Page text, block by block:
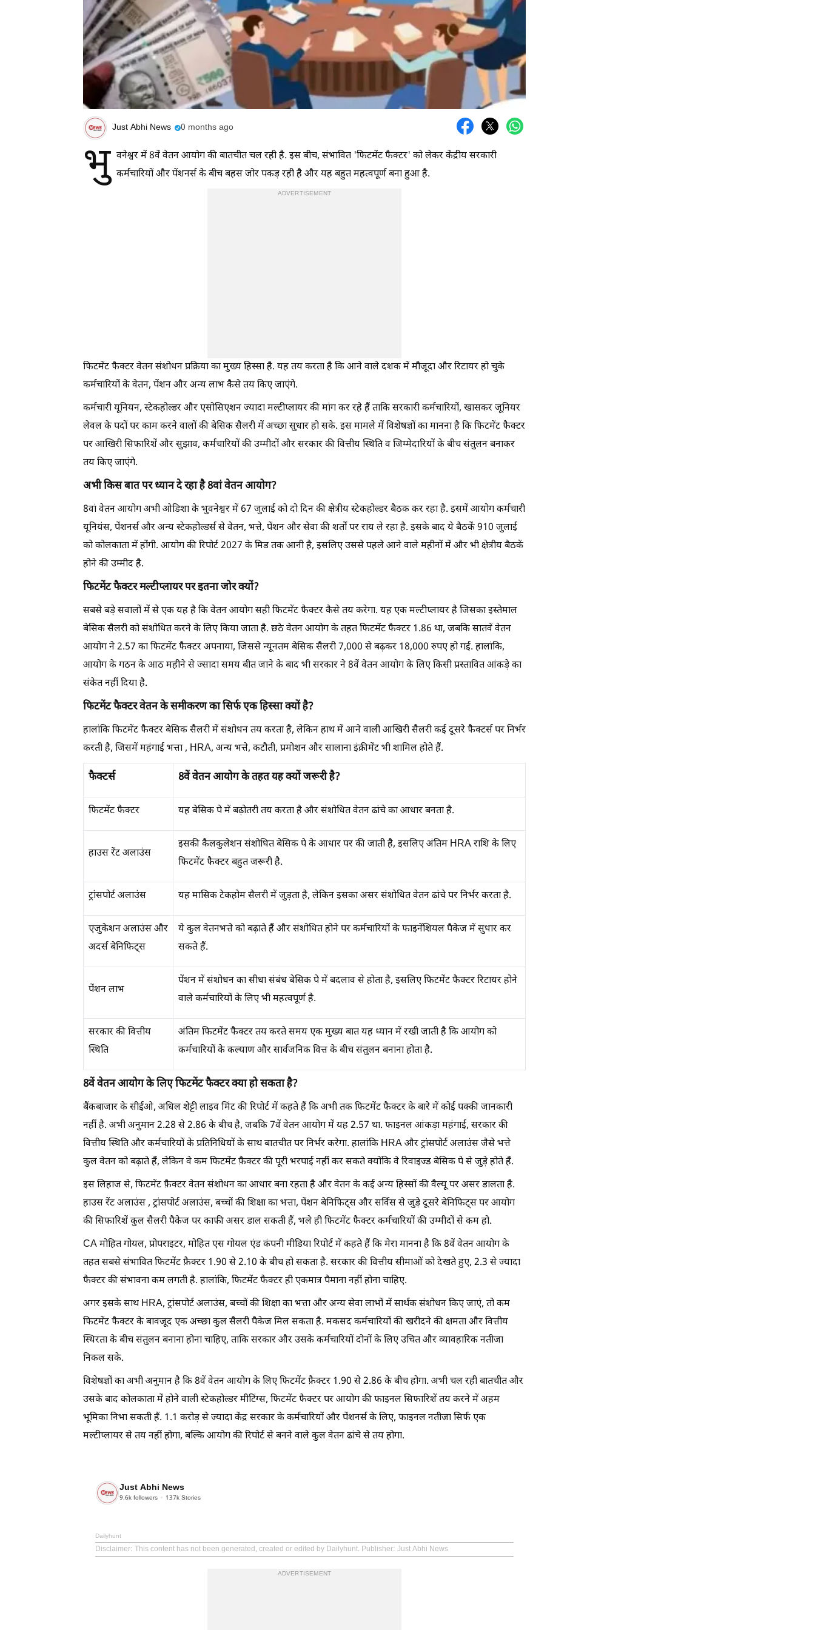
Just Abhi News 0 months ago
भु वनेश्वर में 8वें वेतन आयोग की बातचीत चल रही है. इस बीच, संभावित 'फिटमेंट फैक्टर' को लेकर केंद्रीय सरकारी
कर्मचारियों और पेंशनर्स के बीच बहस जोर पकड़ रही है और यह बहुत महत्वपूर्ण बना हुआ है.
ADVERTISEMENT
फिटमेंट फैक्टर वेतन संशोधन प्रक्रिया का मुख्य हिस्सा है. यह तय करता है कि आने वाले दशक में मौजूदा और रिटायर हो चुके
कर्मचारियों के वेतन, पेंशन और अन्य लाभ कैसे तय किए जाएंगे.
कर्मचारी यूनियन, स्टेकहोल्डर और एसोसिएशन ज्यादा मल्टीप्लायर की मांग कर रहे हैं ताकि सरकारी कर्मचारियों, खासकर जूनियर
लेवल के पदों पर काम करने वालों की बेसिक सैलरी में अच्छा सुधार हो सके. इस मामले में विशेषज्ञों का मानना ​​है कि फिटमेंट फैक्टर
पर आखिरी सिफारिशें और सुझाव, कर्मचारियों की उम्मीदों और सरकार की वित्तीय स्थिति व जिम्मेदारियों के बीच संतुलन बनाकर
तय किए जाएंगे.
अभी किस बात पर ध्यान दे रहा है 8वां वेतन आयोग?
8वां वेतन आयोग अभी ओडिशा के भुवनेश्वर में 67 जुलाई को दो दिन की क्षेत्रीय स्टेकहोल्डर बैठक कर रहा है. इसमें आयोग कर्मचारी
यूनियंस, पेंशनर्स और अन्य स्टेकहोल्डर्स से वेतन, भत्ते, पेंशन और सेवा की शर्तों पर राय ले रहा है. इसके बाद ये बैठकें 910 जुलाई
को कोलकाता में होंगी. आयोग की रिपोर्ट 2027 के मिड तक आनी है, इसलिए उससे पहले आने वाले महीनों में और भी क्षेत्रीय बैठकें
होने की उम्मीद है.
फिटमेंट फैक्टर मल्टीप्लायर पर इतना जोर क्यों?
सबसे बड़े सवालों में से एक यह है कि वेतन आयोग सही फिटमेंट फैक्टर कैसे तय करेगा. यह एक मल्टीप्लायर है जिसका इस्तेमाल
बेसिक सैलरी को संशोधित करने के लिए किया जाता है. छठे वेतन आयोग के तहत फिटमेंट फैक्टर 1.86 था, जबकि सातवें वेतन
आयोग ने 2.57 का फिटमेंट फैक्टर अपनाया, जिससे न्यूनतम बेसिक सैलरी 7,000 से बढ़कर 18,000 रुपए हो गई. हालांकि,
आयोग के गठन के आठ महीने से ज्सादा समय बीत जाने के बाद भी सरकार ने 8वें वेतन आयोग के लिए किसी प्रस्तावित आंकड़े का
संकेत नहीं दिया है.
फिटमेंट फैक्टर वेतन के समीकरण का सिर्फ एक हिस्सा क्यों है?
हालांकि फिटमेंट फैक्टर बेसिक सैलरी में संशोधन तय करता है, लेकिन हाथ में आने वाली आखिरी सैलरी कई दूसरे फैक्टर्स पर निर्भर
करती है, जिसमें महंगाई भत्ता , HRA, अन्य भत्ते, कटौती, प्रमोशन और सालाना इंक्रीमेंट भी शामिल होते हैं.
फैक्टर्स 8वें वेतन आयोग के तहत यह क्यों जरूरी है?
फिटमेंट फैक्टर यह बेसिक पे में बढ़ोतरी तय करता है और संशोधित वेतन ढांचे का आधार बनता है.
हाउस रेंट अलाउंस
इसकी कैलकुलेशन संशोधित बेसिक पे के आधार पर की जाती है, इसलिए अंतिम HRA राशि के लिए
फिटमेंट फैक्टर बहुत जरूरी है.
ट्रांसपोर्ट अलाउंस यह मासिक टेकहोम सैलरी में जुड़ता है, लेकिन इसका असर संशोधित वेतन ढांचे पर निर्भर करता है.
एजुकेशन अलाउंस और
अदर्स बेनिफिट्स
ये कुल वेतनभत्ते को बढ़ाते हैं और संशोधित होने पर कर्मचारियों के फाइनेंशियल पैकेज में सुधार कर
सकते हैं.
पेंशन लाभ
पेंशन में संशोधन का सीधा संबंध बेसिक पे में बदलाव से होता है, इसलिए फिटमेंट फैक्टर रिटायर होने
वाले कर्मचारियों के लिए भी महत्वपूर्ण है.
सरकार की वित्तीय
स्थिति
अंतिम फिटमेंट फैक्टर तय करते समय एक मुख्य बात यह ध्यान में रखी जाती है कि आयोग को
कर्मचारियों के कल्याण और सार्वजनिक वित्त के बीच संतुलन बनाना होता है.
8वें वेतन आयोग के लिए फिटमेंट फैक्टर क्या हो सकता है?
बैंकबाजार के सीईओ, अधिल शेट्टी लाइव मिंट की रिपोर्ट में कहते हैं कि अभी तक फिटमेंट फैक्टर के बारे में कोई पक्की जानकारी
नहीं है. अभी अनुमान 2.28 से 2.86 के बीच है, जबकि 7वें वेतन आयोग में यह 2.57 था. फाइनल आंकड़ा महंगाई, सरकार की
वित्तीय स्थिति और कर्मचारियों के प्रतिनिधियों के साथ बातचीत पर निर्भर करेगा. हालांकि HRA और ट्रांसपोर्ट अलाउंस जैसे भत्ते
कुल वेतन को बढ़ाते हैं, लेकिन वे कम फिटमेंट फ़ैक्टर की पूरी भरपाई नहीं कर सकते क्योंकि वे रिवाइज्ड बेसिक पे से जुड़े होते हैं.
इस लिहाज से, फिटमेंट फ़ैक्टर वेतन संशोधन का आधार बना रहता है और वेतन के कई अन्य हिस्सों की वैल्यू पर असर डालता है.
हाउस रेंट अलाउंस , ट्रांसपोर्ट अलाउंस, बच्चों की शिक्षा का भत्ता, पेंशन बेनिफिट्स और सर्विस से जुड़े दूसरे बेनिफिट्स पर आयोग
की सिफारिशें कुल सैलरी पैकेज पर काफी असर डाल सकती हैं, भले ही फिटमेंट फैक्टर कर्मचारियों की उम्मीदों से कम हो.
CA मोहित गोयल, प्रोपराइटर, मोहित एस गोयल एंड कंपनी मीडिया रिपोर्ट में कहते हैं कि मेरा मानना ​​है कि 8वें वेतन आयोग के
तहत सबसे संभावित फिटमेंट फ़ैक्टर 1.90 से 2.10 के बीच हो सकता है. सरकार की वित्तीय सीमाओं को देखते हुए, 2.3 से ज्यादा
फैक्टर की संभावना कम लगती है. हालांकि, फिटमेंट फैक्टर ही एकमात्र पैमाना नहीं होना चाहिए.
अगर इसके साथ HRA, ट्रांसपोर्ट अलाउंस, बच्चों की शिक्षा का भत्ता और अन्य सेवा लाभों में सार्थक संशोधन किए जाएं, तो कम
फिटमेंट फैक्टर के बावजूद एक अच्छा कुल सैलरी पैकेज मिल सकता है. मकसद कर्मचारियों की खरीदने की क्षमता और वित्तीय
स्थिरता के बीच संतुलन बनाना होना चाहिए, ताकि सरकार और उसके कर्मचारियों दोनों के लिए उचित और व्यावहारिक नतीजा
निकल सके.
विशेषज्ञों का अभी अनुमान है कि 8वें वेतन आयोग के लिए फिटमेंट फ़ैक्टर 1.90 से 2.86 के बीच होगा. अभी चल रही बातचीत और
उसके बाद कोलकाता में होने वाली स्टेकहोल्डर मीटिंग्स, फिटमेंट फैक्टर पर आयोग की फाइनल सिफारिशें तय करने में अहम
भूमिका निभा सकती हैं. 1.1 करोड़ से ज्यादा केंद्र सरकार के कर्मचारियों और पेंशनर्स के लिए, फाइनल नतीजा सिर्फ एक
मल्टीप्लायर से तय नहीं होगा, बल्कि आयोग की रिपोर्ट से बनने वाले कुल वेतन ढांचे से तय होगा.
Just Abhi News
9.6k followers 137k Stories
Dailyhunt
Disclaimer: This content has not been generated, created or edited by Dailyhunt. Publisher: Just Abhi News
ADVERTISEMENT